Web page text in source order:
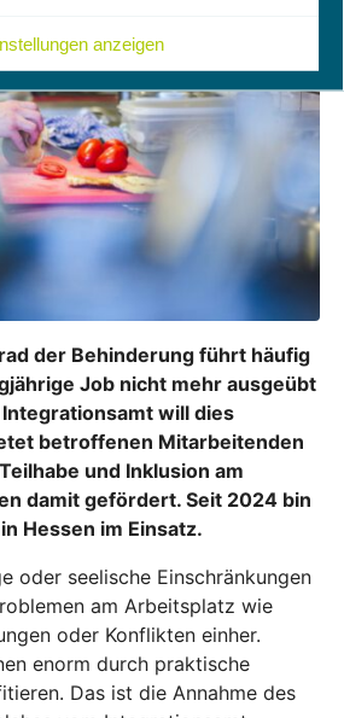
anzeigen
der Behinderung führt häufig
Job nicht mehr ausgeübt
will dies
betroffenen Mitarbeitenden
und Inklusion am
damit gefördert. Seit 2024 bin
Hessen im Einsatz.
oder seelische Einschränkungen
am Arbeitsplatz wie
oder Konflikten einher.
enorm durch praktische
Das ist die Annahme des